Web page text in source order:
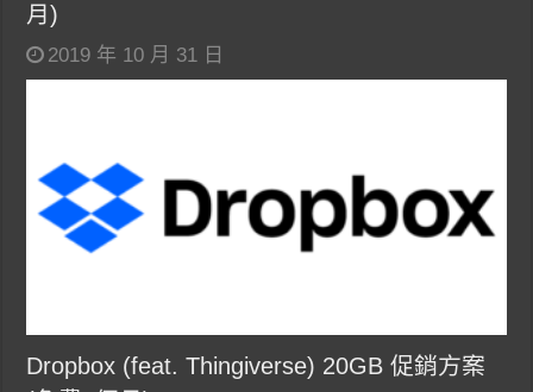
月)
2019 年 10 月 31 日
Dropbox (feat. Thingiverse) 20GB 促銷方案